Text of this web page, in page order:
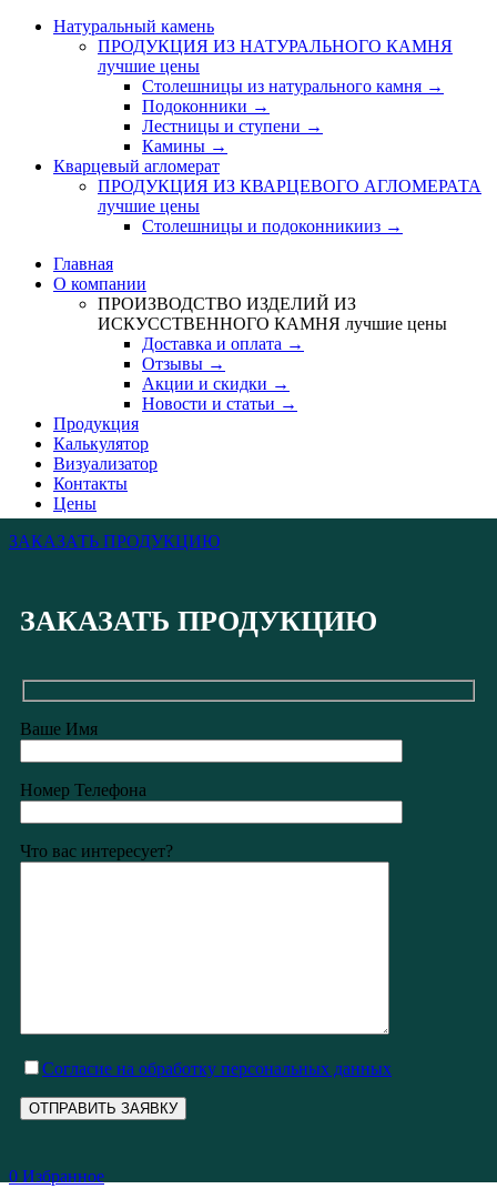
Натуральный камень
ПРОДУКЦИЯ ИЗ НАТУРАЛЬНОГО КАМНЯ
лучшие цены
Столешницы из натурального камня →
Подоконники →
Лестницы и ступени →
Камины →
Кварцевый агломерат
ПРОДУКЦИЯ ИЗ КВАРЦЕВОГО АГЛОМЕРАТА
лучшие цены
Столешницы и подоконникииз →
Главная
О компании
ПРОИЗВОДСТВО ИЗДЕЛИЙ ИЗ
ИСКУССТВЕННОГО КАМНЯ лучшие цены
Доставка и оплата →
Отзывы →
Акции и скидки →
Новости и статьи →
Продукция
Калькулятор
Визуализатор
Контакты
Цены
ЗАКАЗАТЬ ПРОДУКЦИЮ
ЗАКАЗАТЬ ПРОДУКЦИЮ
Ваше Имя
Номер Телефона
Что вас интересует?
Cогласие на обработку персональных данных
0 Избранное